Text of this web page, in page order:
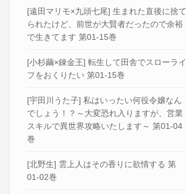
[遠田マリモ×九頭七尾] 生まれた直後に捨て
られたけど、前世が大賢者だったので余裕
で生きてます 第01-15巻
[小杉繭×錬金王] 転生して田舎でスローライ
フをおくりたい 第01-15巻
[宇田川うた子] 私はいったい何役令嬢なん
でしょう！？～大変恐れ入りますが、営業
スキルで異世界攻略いたします～ 第01-04
巻
[北野生] 雲上人はその香りに欲情する 第
01-02巻